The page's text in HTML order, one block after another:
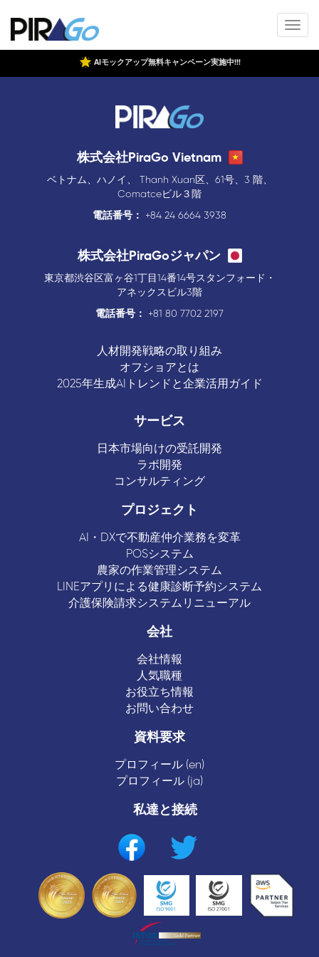
AIモックアップ無料キャンペーン実施中!!!
株式会社PiraGo Vietnam
ベトナム、ハノイ、 Thanh Xuan区、61号、3 階、
Comatceビル３階
電話番号：
+84 24 6664 3938
株式会社PiraGoジャパン
東京都渋谷区富ヶ谷1丁目14番14号スタンフォード・
アネックスビル3階
電話番号：
+81 80 7702 2197
人材開発戦略の取り組み
オフショアとは
2025年生成AIトレンドと企業活用ガイド
サービス
日本市場向けの受託開発
ラボ開発
コンサルティング
プロジェクト
AI・DXで不動産仲介業務を変革
POSシステム
農家の作業管理システム
LINEアプリによる健康診断予約システム
介護保険請求システムリニューアル
会社
会社情報
人気職種
お役立ち情報
お問い合わせ
資料要求
プロフィール (en)
プロフィール (ja)
私達と接続